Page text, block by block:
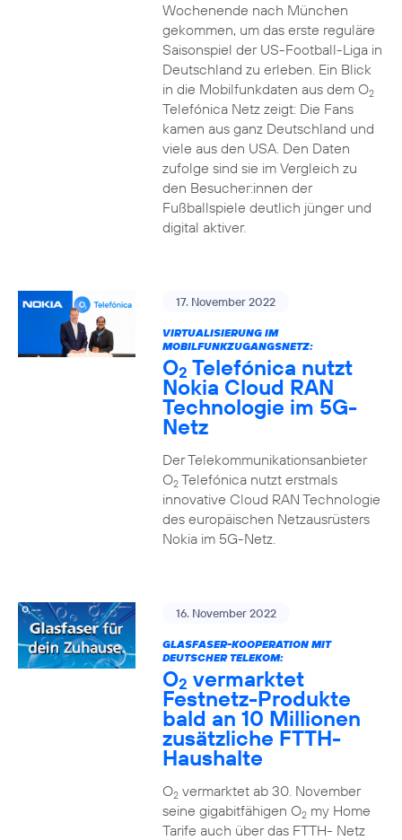
Wochenende nach München
gekommen, um das erste reguläre
Saisonspiel der US-Football-Liga in
Deutschland zu erleben. Ein Blick
in die Mobilfunkdaten aus dem O2
Telefónica Netz zeigt: Die Fans
kamen aus ganz Deutschland und
viele aus den USA. Den Daten
zufolge sind sie im Vergleich zu
den Besucher:innen der
Fußballspiele deutlich jünger und
digital aktiver.
17. November 2022
VIRTUALISIERUNG IM
MOBILFUNKZUGANGSNETZ:
O2 Telefónica nutzt
Nokia Cloud RAN
Technologie im 5G-
Netz
Der Telekommunikationsanbieter
O2Telefónica nutzt erstmals
innovative Cloud RAN Technologie
des europäischen Netzausrüsters
Nokia im 5G-Netz.
16. November 2022
GLASFASER-KOOPERATION MIT
DEUTSCHER TELEKOM:
O2 vermarktet
Festnetz-Produkte
bald an 10 Millionen
zusätzliche FTTH-
Haushalte
O2vermarktet ab 30. November
seine gigabitfähigen O2my Home
Tarife auch über das FTTH- Netz